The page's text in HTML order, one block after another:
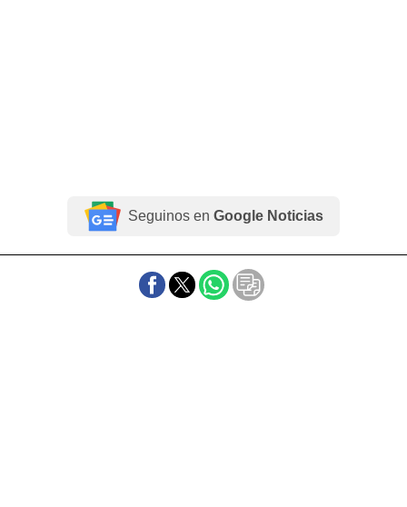
Seguinos en Google Noticias